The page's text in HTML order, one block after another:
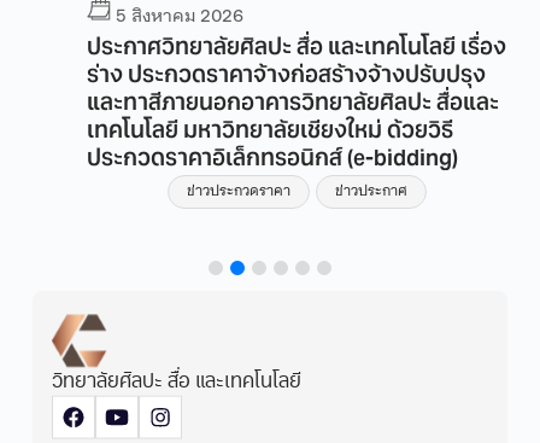
5 สิงหาคม 2026
ประกาศวิทยาลัยศิลปะ สื่อ และเทคโนโลยี เรื่อง
ร่าง ประกวดราคาจ้างก่อสร้างจ้างปรับปรุง
และทาสีภายนอกอาคารวิทยาลัยศิลปะ สื่อและ
เทคโนโลยี มหาวิทยาลัยเชียงใหม่ ด้วยวิธี
ประกวดราคาอิเล็กทรอนิกส์ (e-bidding)
ข่าวประกวดราคา ข่าวประกาศ
วิทยาลัยศิลปะ สื่อ และเทคโนโลยี